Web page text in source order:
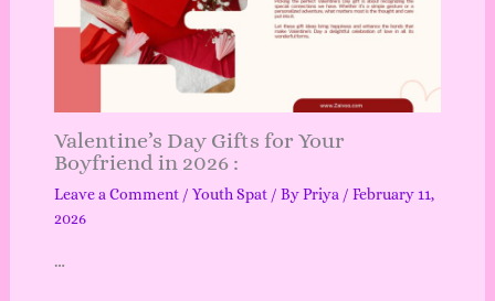
Valentine’s Day Gifts for Your
Boyfriend in 2026 :
Leave a Comment / Youth Spat/ ByPriya / February 11,
2026
…